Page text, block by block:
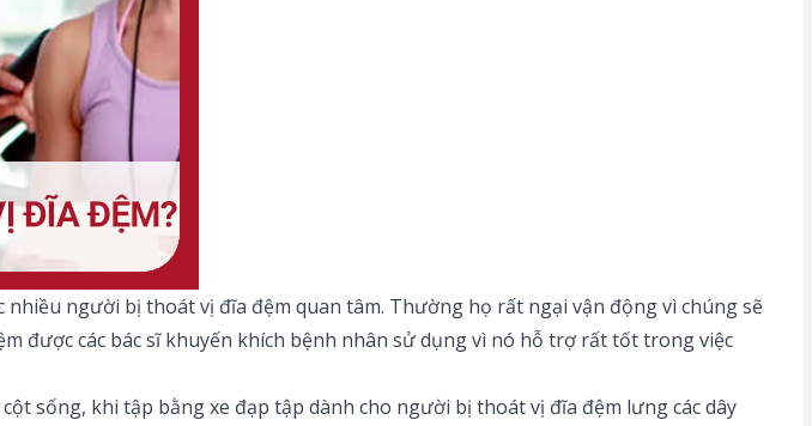
nhiều người bị thoát vị đĩa đệm quan tâm. Thường họ rất ngại vận động vì chúng sẽ
được các bác sĩ khuyến khích bệnh nhân sử dụng vì nó hỗ trợ rất tốt trong việc
sống, khi tập bằng xe đạp tập dành cho người bị thoát vị đĩa đệm lưng các dây